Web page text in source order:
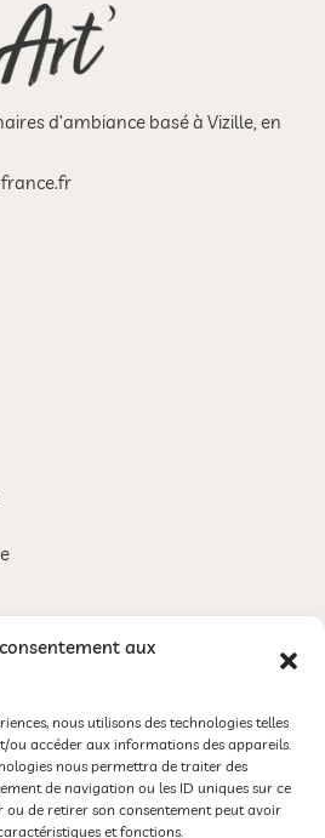
aux
nous utilisons des technologies telles
ou accéder aux informations des appareils.
nous permettra de traiter des
de navigation ou les ID uniques sur ce
ou de retirer son consentement peut avoir
et fonctions.
d’ambiance basé à Vizille, en
réduction de 10% sur votre prochaine